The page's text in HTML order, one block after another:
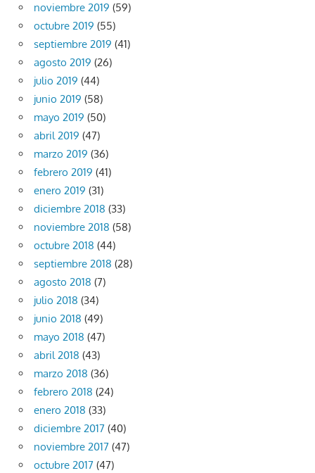
noviembre 2019 (59)
octubre 2019 (55)
septiembre 2019 (41)
agosto 2019 (26)
julio 2019 (44)
junio 2019 (58)
mayo 2019 (50)
abril 2019 (47)
marzo 2019 (36)
febrero 2019 (41)
enero 2019 (31)
diciembre 2018 (33)
noviembre 2018 (58)
octubre 2018 (44)
septiembre 2018 (28)
agosto 2018 (7)
julio 2018 (34)
junio 2018 (49)
mayo 2018 (47)
abril 2018 (43)
marzo 2018 (36)
febrero 2018 (24)
enero 2018 (33)
diciembre 2017 (40)
noviembre 2017 (47)
octubre 2017 (47)